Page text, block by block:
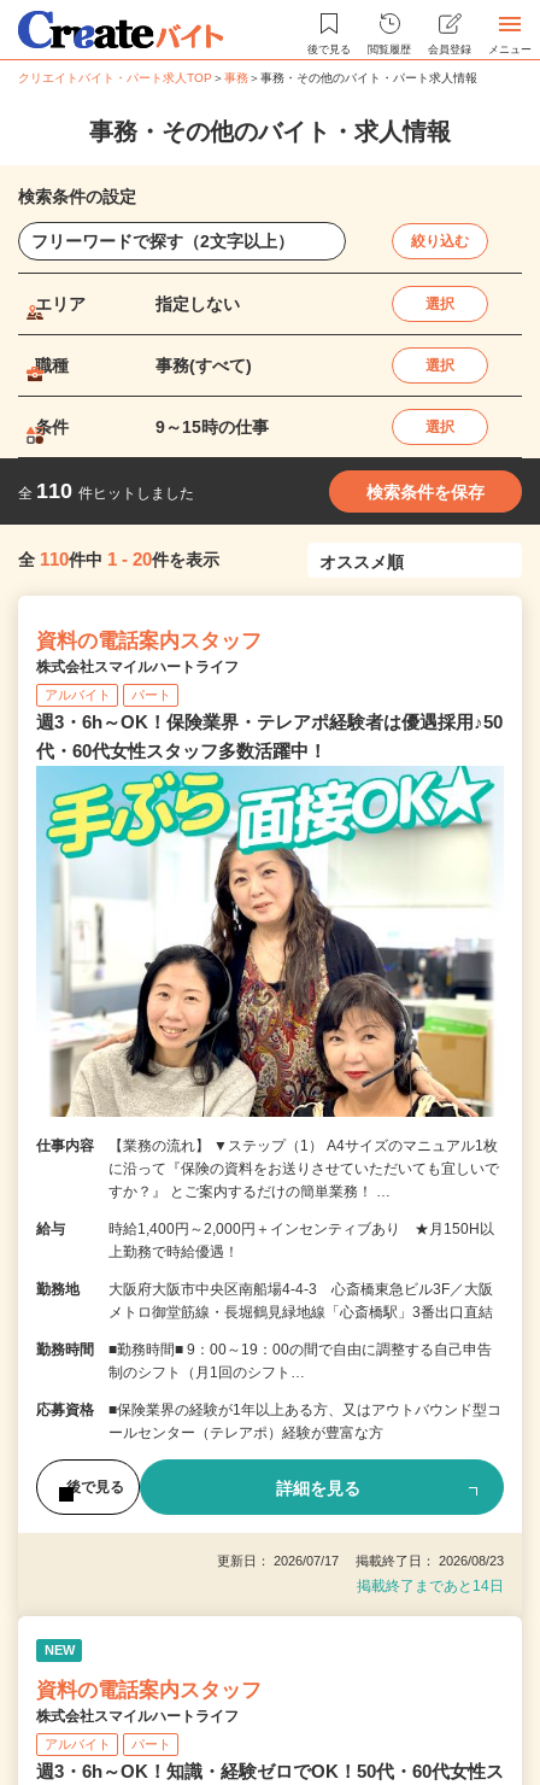
後で見る 閲覧履歴 会員登録 メニュー
クリエイトバイト・パート求人TOP ＞事務＞事務・その他のバイト・パート求人情報
事務・その他のバイト・求人情報
検索条件の設定
絞り込む
エリア 指定しない 選択
職種 事務(すべて) 選択
条件 9～15時の仕事 選択
全 110 件ヒットしました 検索条件を保存
全 110件中 1 - 20件を表示
資料の電話案内スタッフ
株式会社スマイルハートライフ
アルバイト パート
週3・6h～OK！保険業界・テレアポ経験者は優遇採用♪50
代・60代女性スタッフ多数活躍中！
仕事内容
【業務の流れ】 ▼ステップ（1） A4サイズのマニュアル1枚
に沿って『保険の資料をお送りさせていただいても宜しいで
すか？』 とご案内するだけの簡単業務！ …
給与
時給1,400円～2,000円＋インセンティブあり ★月150H以
上勤務で時給優遇！
勤務地
大阪府大阪市中央区南船場4-4-3 心斎橋東急ビル3F／大阪
メトロ御堂筋線・長堀鶴見緑地線「心斎橋駅」3番出口直結
勤務時間
■勤務時間■ 9：00～19：00の間で自由に調整する自己申告
制のシフト（月1回のシフト…
応募資格
■保険業界の経験が1年以上ある方、又はアウトバウンド型コ
ールセンター（テレアポ）経験が豊富な方
後で見る 詳細を見る
更新日： 2026/07/17 掲載終了日： 2026/08/23
掲載終了まであと14日
NEW
資料の電話案内スタッフ
株式会社スマイルハートライフ
アルバイト パート
週3・6h～OK！知識・経験ゼロでOK！50代・60代女性ス